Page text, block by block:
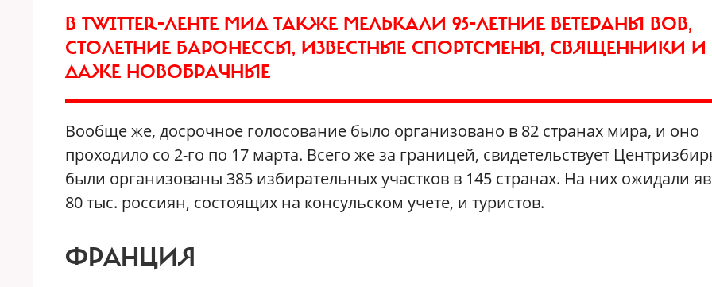
В TWITTER-ЛЕНТЕ МИД ТАКЖЕ МЕЛЬКАЛИ 95-ЛЕТНИЕ ВЕТЕРАНЫ ВОВ,
СТОЛЕТНИЕ БАРОНЕССЫ, ИЗВЕСТНЫЕ СПОРТСМЕНЫ, СВЯЩЕННИКИ И
ДАЖЕ НОВОБРАЧНЫЕ
Вообще же, досрочное голосование было организовано в 82 странах мира, и оно
проходило cо 2-го по 17 марта. Всего же за границей, свидетельствует
были организованы 385 избирательных участков в 145 странах. На них ожидали
80 тыс. россиян, состоящих на консульском учете, и туристов.
ФРАНЦИЯ